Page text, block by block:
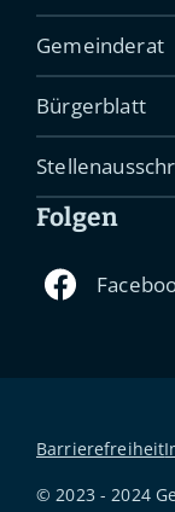
Gemeinderat
Bürgerblatt
Folgen
Barrierefreiheit
© 2023 - 2024